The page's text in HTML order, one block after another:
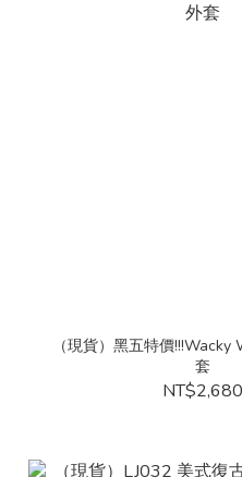
（現貨）黑五特價
套
NT$2,680